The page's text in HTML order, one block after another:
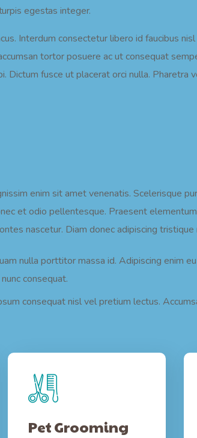
egestas integer.
Interdum consectetur libero id faucibus
tortor posuere ac ut consequat
fusce ut placerat orci nulla. Pharetra
enim sit amet venenatis. Scelerisque
et odio pellentesque. Praesent
nascetur. Diam donec adipiscing tristique
nulla porttitor massa id. Adipiscing enim
consequat.
consequat nisl vel pretium lectus.
Pet Grooming